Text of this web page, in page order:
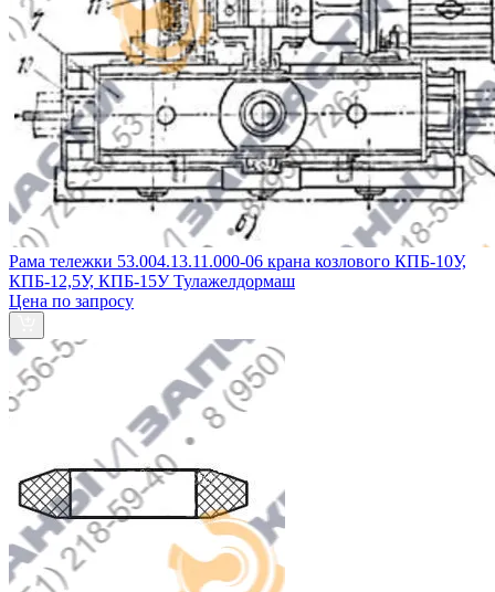
Рама тележки 53.004.13.11.000-06 крана козлового КПБ-10У,
КПБ-12,5У, КПБ-15У Тулажелдормаш
Цена по запросу